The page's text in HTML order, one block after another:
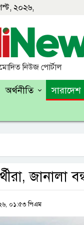
২০২৬,
নিউজ পোর্টাল
অর্থনীতি সারাদেশ
০১:৫৩ পিএম